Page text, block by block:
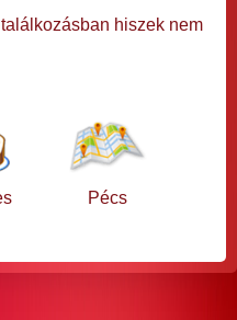
hiszek nem
Pécs